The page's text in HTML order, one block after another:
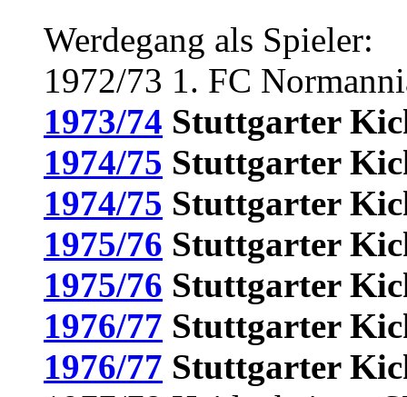
Werdegang als Spieler:
1972/73 1. FC
1973/74 Stuttgarter
1974/75 Stuttgarter
1974/75 Stuttgarter
1975/76 Stuttgarter
1975/76 Stuttgarter
1976/77 Stuttgarter
1976/77 Stuttgarter